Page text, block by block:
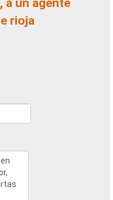
rioja